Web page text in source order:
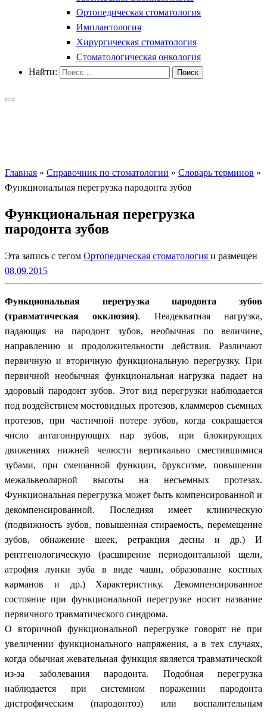
Ортопедическая стоматология
Имплантология
Хирургическая стоматология
Стоматологическая онкология
Найти:
Главная » Справочник по стоматологии » Словарь терминов »
Функциональная перегрузка пародонта зубов
Функциональная перегрузка
пародонта зубов
Эта запись с тегом Ортопедическая стоматология и размещен
08.09.2015
Функциональная перегрузка пародонта зубов
(травматическая окклюзия). Неадекватная нагрузка,
падающая на пародонт зубов, необычная по величине,
направлению и продолжительности действия. Различают
первичную и вторичную функциональную перегрузку. При
первичной необычная функциональная нагрузка падает на
здоровый пародонт зубов. Этот вид перегрузки наблюдается
под воздействием мостовидных протезов, кламмеров съемных
протезов, при частичной потере зубов, когда сокращается
число антагонирующих пар зубов, при блокирующих
движениях нижней челюсти вертикально сместившимися
зубами, при смешанной функции, бруксизме, повышении
межальвеолярной высоты на несъемных протезах.
Функциональная перегрузка может быть компенсированной и
декомпенсированной. Последняя имеет клиническую
(подвижность зубов, повышенная стираемость, перемещение
зубов, обнажение шеек, ретракция десны и др.) И
рентгенологическую (расширение периодонтальной щели,
атрофия лунки зуба в виде чаши, образование костных
карманов и др.) Характеристику. Декомпенсированное
состояние при функциональной перегрузке носит название
первичного травматического синдрома.
О вторичной функциональной перегрузке говорят не при
увеличении функционального напряжения, а в тех случаях,
когда обычная жевательная функция является травматической
из-за заболевания пародонта. Подобная перегрузка
наблюдается при системном поражении пародонта
дистрофическим (пародонтоз) или воспалительным